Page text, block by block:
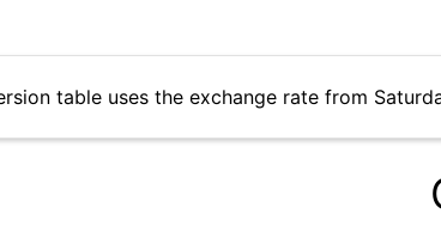
table uses the exchange rate from